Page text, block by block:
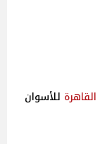
القاهرة للأسوان